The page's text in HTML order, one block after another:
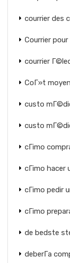
courrier des
Courrier
courrier
CoГ»t
custo
custo
cГіmo
cГіmo hacer
cГіmo pedir
cГіmo
de bedste
deberГ­a